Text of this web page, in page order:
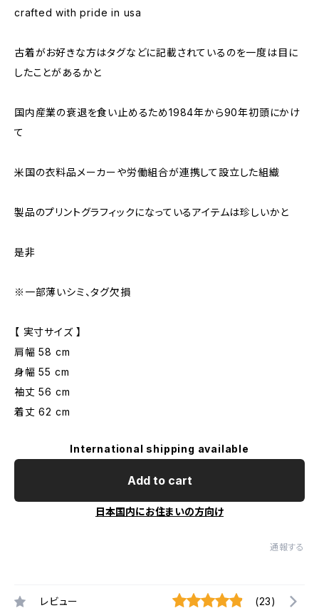
crafted with pride in usa
古着がお好きな方はタグなどに記載されているのを一度は目に
したことがあるかと
国内産業の衰退を食い止めるため1984年から90年初頭にかけ
て
米国の衣料品メーカーや労働組合が連携して設立した組織
製品のプリントグラフィックになっているアイテムは珍しいかと
是非
※一部薄いシミ、タグ欠損
【 実寸サイズ 】
肩幅 58 cm
身幅 55 cm
袖丈 56 cm
着丈 62 cm
International shipping available
Add to cart
日本国内にお住まいの方向け
通報する
レビュー (23)